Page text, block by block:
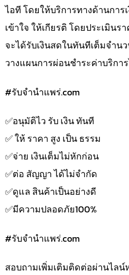
ไอที โดยให้บริการทางด้านกา
เข้าใจ ให้เกียรติ โดยประเมินร
จะได้รับเงินสดในทันทีเต็มจำน
วางแผนการผ่อนชำระค่าบริกา
#รับจํานําแพร่.com
✅️อนุมัติไว รับ เงิน ทันที
✅️ ให้ ราคา สูง เป็น ธรรม
✅️จ่าย เงินเต็มไม่หักก่อน
✅️ต่อ สัญญา ได้ไม่จำกัด
✅️ดูแล สินค้าเป็นอย่างดี
✅️มีความปลอดภัย100%
#รับจํานําแพร่.com
สอบถามเพิ่มเติมติดต่อผ่านไลน์